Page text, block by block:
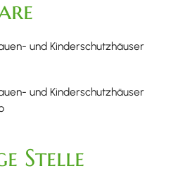
und Kinderschutzhäuser
und Kinderschutzhäuser
Stelle